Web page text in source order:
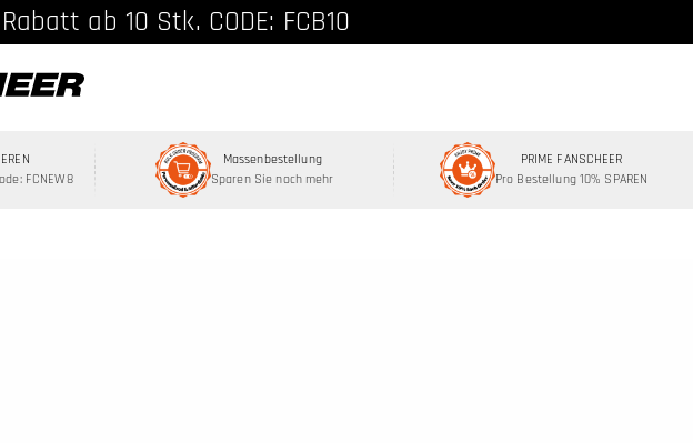
für 8% Rabatt, Code: FCNEW8
ab 10 Stk. CODE: FCB10
FCNEW8
Massenbestellung
Sparen Sie noch mehr
PRIME FANSCHEER
Pro Bestellung 10% SPAREN